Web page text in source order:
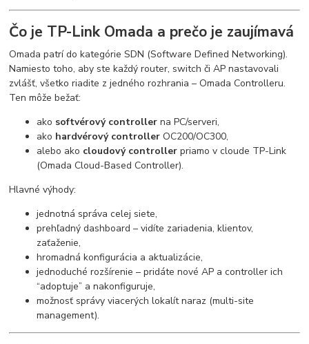
Čo je TP-Link Omada a prečo je zaujímavá
Omada patrí do kategórie SDN (Software Defined Networking).
Namiesto toho, aby ste každý router, switch či AP nastavovali
zvlášť, všetko riadite z jedného rozhrania – Omada Controlleru.
Ten môže bežať:
ako softvérový controller na PC/serveri,
ako hardvérový controller OC200/OC300,
alebo ako cloudový controller priamo v cloude TP-Link
(Omada Cloud-Based Controller).
Hlavné výhody:
jednotná správa celej siete,
prehľadný dashboard – vidíte zariadenia, klientov,
zaťaženie,
hromadná konfigurácia a aktualizácie,
jednoduché rozšírenie – pridáte nové AP a controller ich
“adoptuje” a nakonfiguruje,
možnosť správy viacerých lokalít naraz (multi-site
management).